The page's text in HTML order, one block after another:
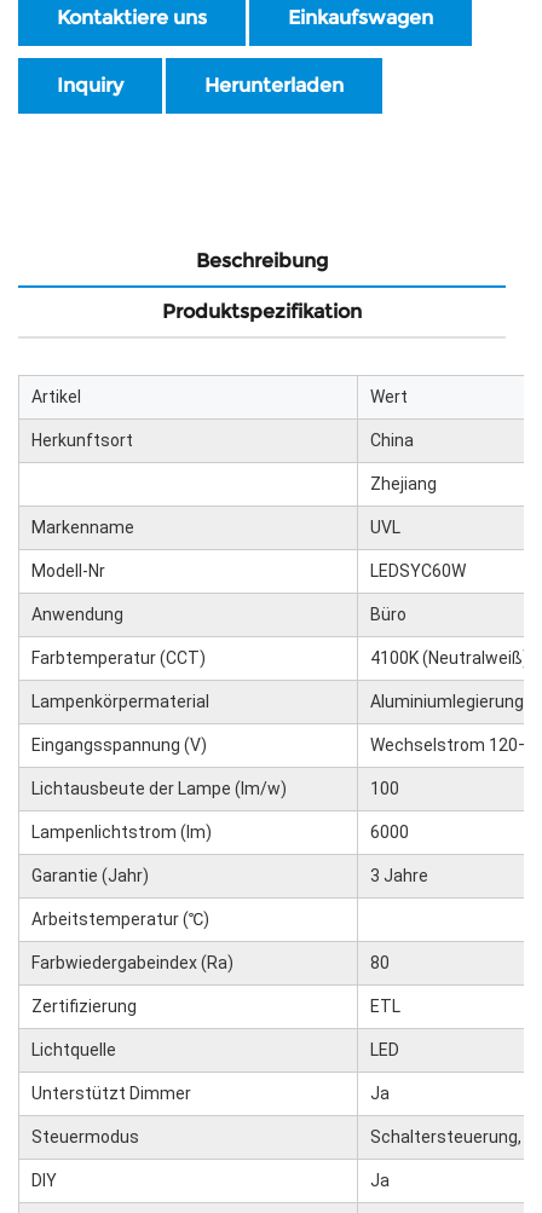
Kontaktiere uns Einkaufswagen
Inquiry Herunterladen
Beschreibung
Produktspezifikation
Artikel Wert
Herkunftsort China
Zhejiang
Markenname UVL
Modell-Nr LEDSYC60W
Anwendung Büro
Farbtemperatur (CCT) 4100K (Neutralweiß)
Lampenkörpermaterial Aluminiumlegierung
Eingangsspannung (V) Wechselstrom
Lichtausbeute der Lampe (lm/w) 100
Lampenlichtstrom (lm) 6000
Garantie (Jahr) 3 Jahre
Arbeitstemperatur (℃)
Farbwiedergabeindex (Ra) 80
Zertifizierung ETL
Lichtquelle LED
Unterstützt Dimmer Ja
Steuermodus Schaltersteuerung,
DIY Ja